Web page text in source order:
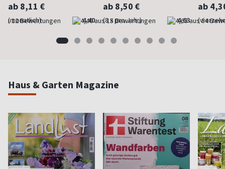
ab 8,11 €
(monatlich) 4,40
ab 8,50 €
(8 x pro Jahr) 4,63
ab
Haus & Garten Magazine